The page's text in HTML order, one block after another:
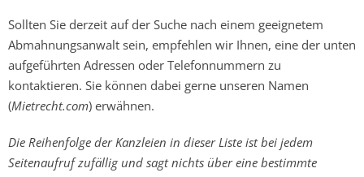
Sollten Sie derzeit auf der Suche nach einem geeignetem
Abmahnungsanwalt sein, empfehlen wir Ihnen, eine der unten
aufgeführten Adressen oder Telefonnummern zu
kontaktieren. Sie können dabei gerne unseren Namen
(Mietrecht.com) erwähnen.
Die Reihenfolge der Kanzleien in dieser Liste ist bei jedem
Seitenaufruf zufällig und sagt nichts über eine bestimmte